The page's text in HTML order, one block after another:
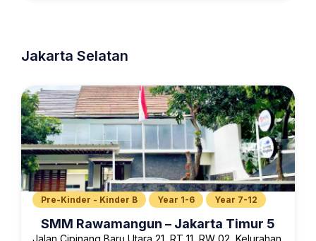
Jakarta Selatan
Pre-Kinder - Kinder B Year 1-6 Year 7-12
SMM Rawamangun – Jakarta Timur 5
Jalan Cipinang Baru Utara 21, RT 11, RW 02, Kelurahan